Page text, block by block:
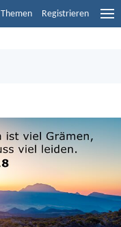
Themen Registrieren